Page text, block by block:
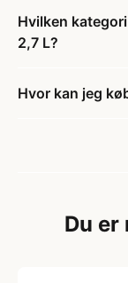
Hvilken
2,7 L?
Hvor kan jeg
Du er